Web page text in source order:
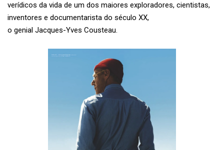
verídicos da vida de um dos maiores exploradores, cientistas,
inventores e documentarista do século XX,
o genial Jacques-Yves Cousteau.